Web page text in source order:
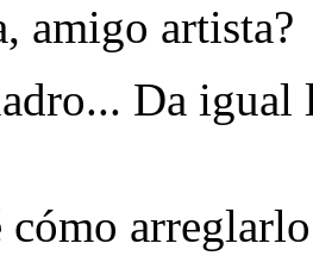
amigo artista?
Da
cómo